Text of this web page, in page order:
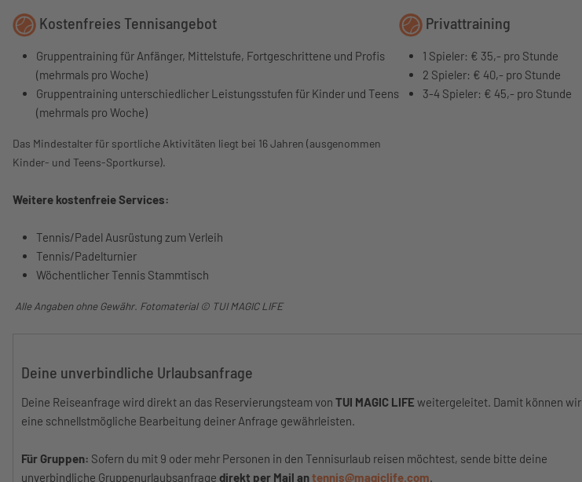
Kostenfreies Tennisangebot
Gruppentraining für Anfänger, Mittelstufe, Fortgeschrittene und Profis
(mehrmals pro Woche)
Gruppentraining unterschiedlicher Leistungsstufen für Kinder und Teens
(mehrmals pro Woche)
Das Mindestalter für sportliche Aktivitäten liegt bei 16 Jahren (ausgenommen
Kinder- und Teens-Sportkurse).
Privattraining
1 Spieler: € 35,- pro Stunde
2 Spieler: € 40,- pro Stunde
3-4 Spieler: € 45,- pro Stunde
Weitere kostenfreie Services:
Tennis/Padel Ausrüstung zum Verleih
Tennis/Padelturnier
Wöchentlicher Tennis Stammtisch
Alle Angaben ohne Gewähr. Fotomaterial © TUI MAGIC LIFE
Deine unverbindliche Urlaubsanfrage
Deine Reiseanfrage wird direkt an das Reservierungsteam von TUI MAGIC LIFE weitergeleitet. Damit können wir
eine schnellstmögliche Bearbeitung deiner Anfrage gewährleisten.
Für Gruppen: Sofern du mit 9 oder mehr Personen in den Tennisurlaub reisen möchtest, sende bitte deine
unverbindliche Gruppenurlaubsanfrage direkt per Mail antennis@magiclife.com.